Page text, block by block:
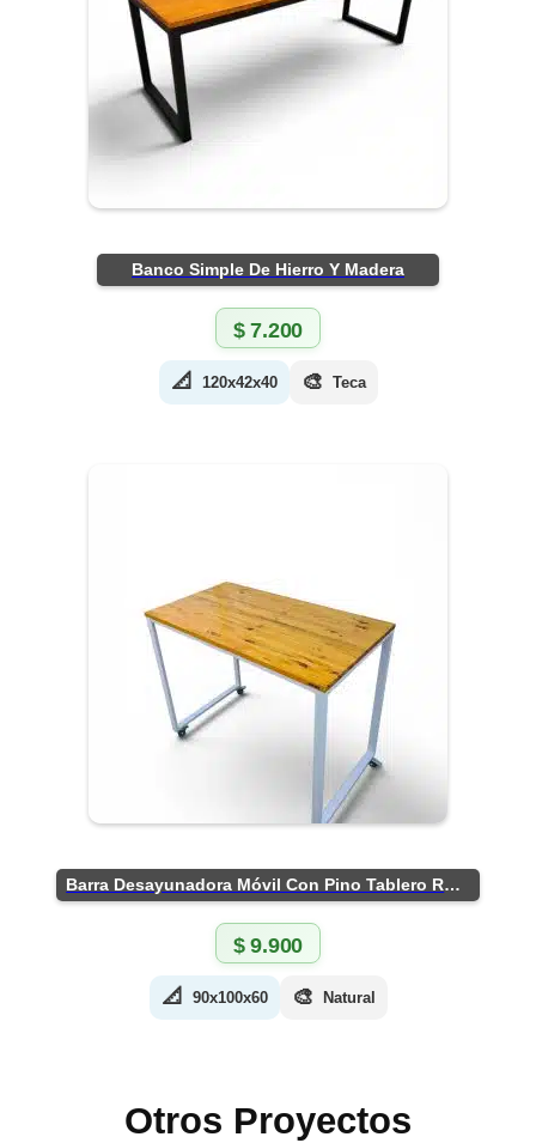
Banco Simple De Hierro Y Madera
$7.200
📐 120x42x40 🎨 Teca
Barra Desayunadora Móvil Con Pino Tablero Rústico
$9.900
📐 90x100x60 🎨 Natural
Otros Proyectos